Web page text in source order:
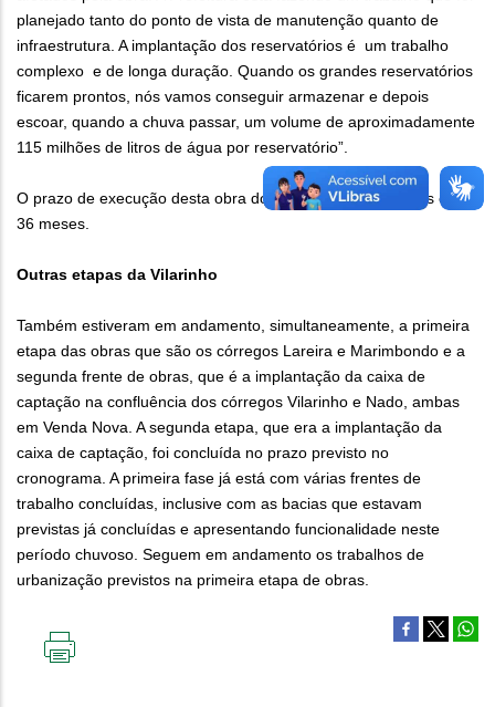
planejado tanto do ponto de vista de manutenção quanto de
infraestrutura. A implantação dos reservatórios é um trabalho
complexo e de longa duração. Quando os grandes reservatórios
ficarem prontos, nós vamos conseguir armazenar e depois
escoar, quando a chuva passar, um volume de aproximadamente
115 milhões de litros de água por reservatório”.
O prazo de execução desta obra dos grandes reservatórios é de
36 meses.
Outras etapas da Vilarinho
Também estiveram em andamento, simultaneamente, a primeira
etapa das obras que são os córregos Lareira e Marimbondo e a
segunda frente de obras, que é a implantação da caixa de
captação na confluência dos córregos Vilarinho e Nado, ambas
em Venda Nova. A segunda etapa, que era a implantação da
caixa de captação, foi concluída no prazo previsto no
cronograma. A primeira fase já está com várias frentes de
trabalho concluídas, inclusive com as bacias que estavam
previstas já concluídas e apresentando funcionalidade neste
período chuvoso. Seguem em andamento os trabalhos de
urbanização previstos na primeira etapa de obras.